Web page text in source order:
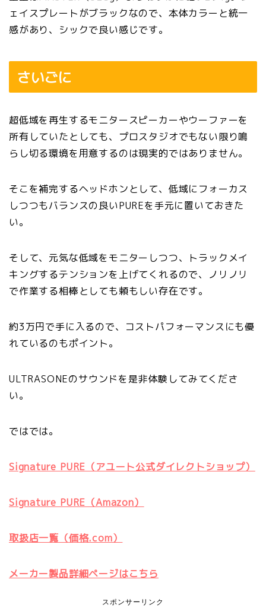
ェイスプレートがブラックなので、本体カラーと統一
感があり、シックで良い感じです。
さいごに
超低域を再生するモニタースピーカーやウーファーを
所有していたとしても、プロスタジオでもない限り鳴
らし切る環境を用意するのは現実的ではありません。
そこを補完するヘッドホンとして、低域にフォーカス
しつつもバランスの良いPUREを手元に置いておきた
い。
そして、元気な低域をモニターしつつ、トラックメイ
キングするテンションを上げてくれるので、ノリノリ
で作業する相棒としても頼もしい存在です。
約3万円で手に入るので、コストパフォーマンスにも優
れているのもポイント。
ULTRASONEのサウンドを是非体験してみてくださ
い。
ではでは。
Signature PURE（アユート公式ダイレクトショップ）
Signature PURE（Amazon）
取扱店一覧（価格.com）
メーカー製品詳細ページはこちら
スポンサーリンク